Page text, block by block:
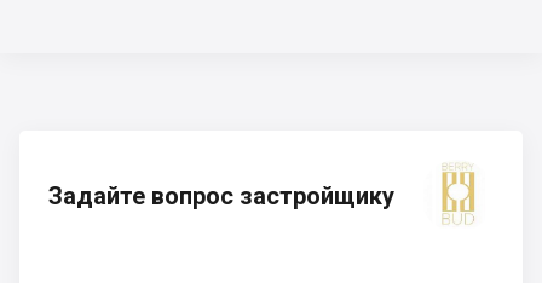
Задайте вопрос застройщику